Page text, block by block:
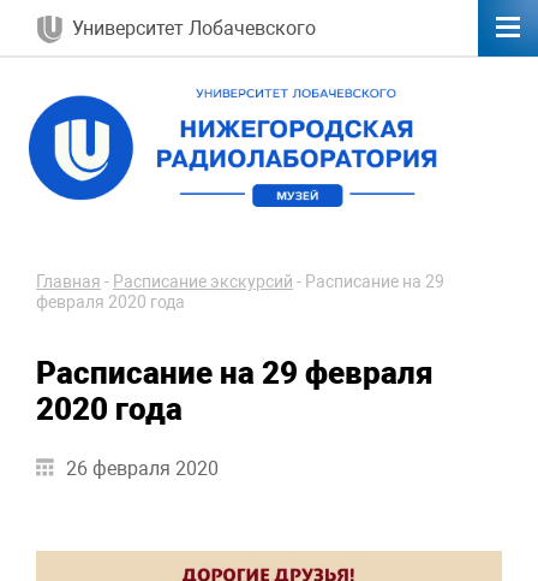
Университет Лобачевского
Главная - Расписание экскурсий - Расписание на 29
февраля 2020 года
Расписание на 29 февраля
2020 года
26 февраля 2020